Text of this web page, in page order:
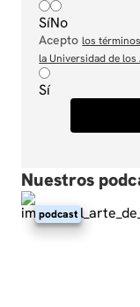
SíNo
Aceptolos
la Universidad de los
Sí
Nuestros
podcast